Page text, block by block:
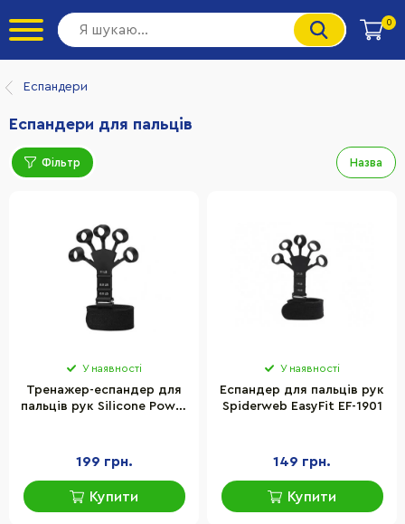
0
Еспандери
Еспандери для пальців
Фільтр Назва
У наявності
Тренажер-еспандер для
пальців рук Silicone Power
199 грн.
Купити
У наявності
Еспандер для пальців рук
Spiderweb EasyFit EF-1901
149 грн.
Купити